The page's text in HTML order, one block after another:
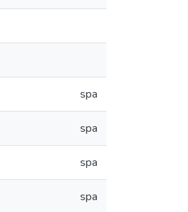
spa
spa
spa
spa